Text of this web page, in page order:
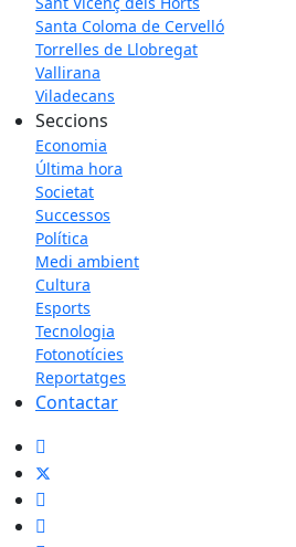
Santa Coloma de Cervelló
Torrelles de Llobregat
Vallirana
Viladecans
Seccions
Economia
Última hora
Societat
Successos
Política
Medi ambient
Cultura
Esports
Tecnologia
Fotonotícies
Reportatges
Contactar